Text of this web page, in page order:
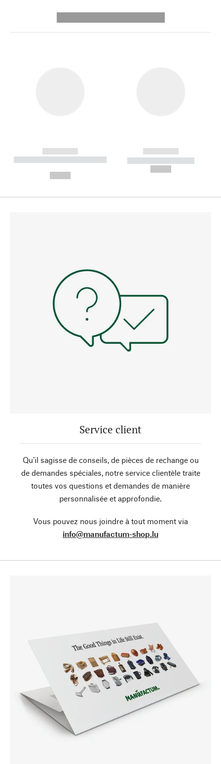
------------
----------- ----------- --------
------------
----------- -----------
Service client
Qu’il sagisse de conseils, de pièces de rechange ou
de demandes spéciales, notre service clientèle traite
toutes vos questions et demandes de manière
personnalisée et approfondie.
Vous pouvez nous joindre à tout moment via
info@manufactum-shop.lu